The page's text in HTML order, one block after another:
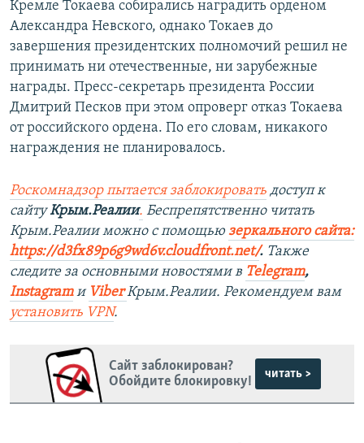
Кремле Токаева собирались наградить орденом
Александра Невского, однако Токаев до
завершения президентских полномочий решил не
принимать ни отечественные, ни зарубежные
награды. Пресс-секретарь президента России
Дмитрий Песков при этом опроверг отказ Токаева
от российского ордена. По его словам, никакого
награждения не планировалось.
Роскомнадзор пытается заблокировать доступ к
сайтуКрым.Реалии. Беспрепятственно читать
Крым.Реалии можно с помощью зеркального сайта:
https://d3fx89p6g9wd6v.cloudfront.net/. ​ Также
следите за основными новостями в Telegram,
Instagram и ViberКрым.Реалии. Рекомендуем вам
установить VPN.
Сайт заблокирован?
Обойдите блокировку!
читать >